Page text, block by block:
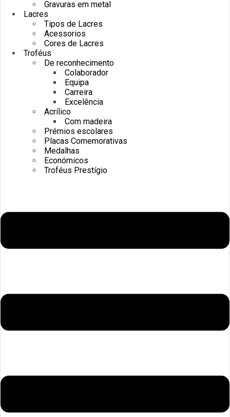
Gravuras em metal
Lacres
Tipos de Lacres
Acessorios
Cores de Lacres
Troféus
De reconhecimento
Colaborador
Equipa
Carreira
Excelência
Acrílico
Com madeira
Prémios escolares
Placas Comemorativas
Medalhas
Económicos
Troféus Prestígio